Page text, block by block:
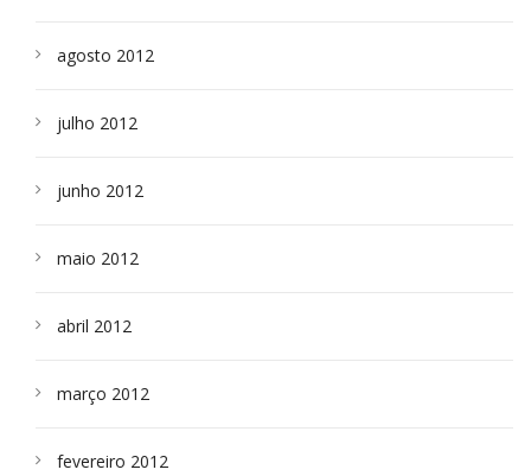
agosto 2012
julho 2012
junho 2012
maio 2012
abril 2012
março 2012
fevereiro 2012